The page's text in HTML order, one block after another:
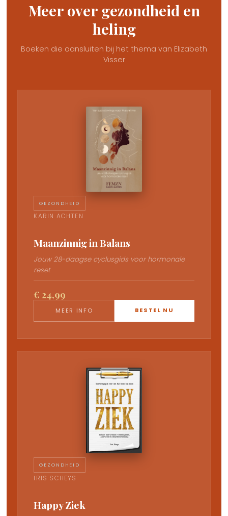
Meer over gezondheid en
heling
Boeken die aansluiten bij het thema van Elizabeth
Visser
GEZONDHEID
KARIN ACHTEN
Maanzinnig in Balans
Jouw 28-daagse cyclusgids voor hormonale
reset
€ 24,99
MEER INFO BESTEL NU
GEZONDHEID
IRIS SCHEYS
Happy Ziek